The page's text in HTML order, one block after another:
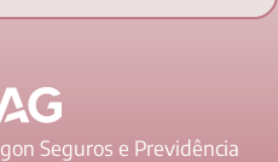
Seguros e Previdência